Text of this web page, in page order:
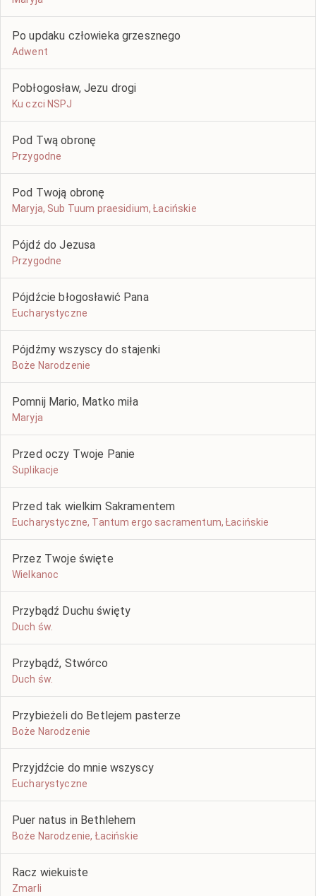
Po updaku człowieka grzesznego
Adwent
Pobłogosław, Jezu drogi
Ku czci NSPJ
Pod Twą obronę
Przygodne
Pod Twoją obronę
Maryja, Sub Tuum praesidium, Łacińskie
Pójdź do Jezusa
Przygodne
Pójdźcie błogosławić Pana
Eucharystyczne
Pójdźmy wszyscy do stajenki
Boże Narodzenie
Pomnij Mario, Matko miła
Maryja
Przed oczy Twoje Panie
Suplikacje
Przed tak wielkim Sakramentem
Eucharystyczne, Tantum ergo sacramentum, Łacińskie
Przez Twoje święte
Wielkanoc
Przybądź Duchu święty
Duch św.
Przybądź, Stwórco
Duch św.
Przybieżeli do Betlejem pasterze
Boże Narodzenie
Przyjdźcie do mnie wszyscy
Eucharystyczne
Puer natus in Bethlehem
Boże Narodzenie, Łacińskie
Racz wiekuiste
Zmarli